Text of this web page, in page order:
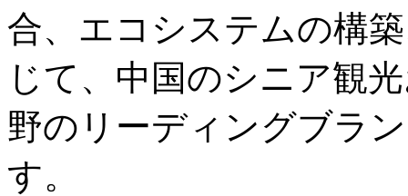
合、エコシステムの構
じて、中国のシニア観
野のリーディングブラ
す。